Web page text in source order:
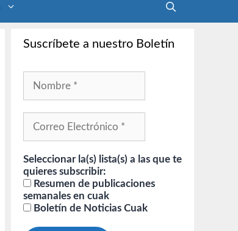
Suscríbete a nuestro Boletín
Seleccionar la(s) lista(s) a las que te
quieres subscribir:
Resumen de publicaciones
semanales en cuak
Boletín de Noticias Cuak